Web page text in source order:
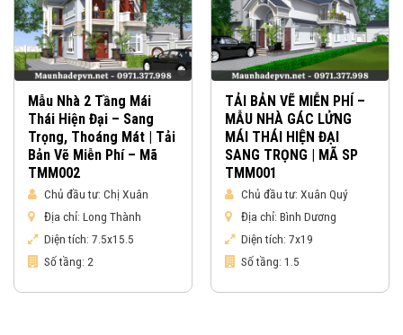
Mẫu Nhà 2 Tầng Mái
Thái Hiện Đại – Sang
Trọng, Thoáng Mát | Tải
Bản Vẽ Miễn Phí – Mã
TMM002
Chủ đầu tư: Chị Xuân
Địa chỉ: Long Thành
Diện tích: 7.5x15.5
Số tầng: 2
TẢI BẢN VẼ MIỄN PHÍ –
MẪU NHÀ GÁC LỬNG
MÁI THÁI HIỆN ĐẠI
SANG TRỌNG | MÃ SP
TMM001
Chủ đầu tư: Xuân Quý
Địa chỉ: Bình Dương
Diện tích: 7x19
Số tầng: 1.5